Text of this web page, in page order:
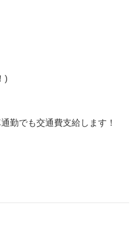
)
勤でも交通費支給します！